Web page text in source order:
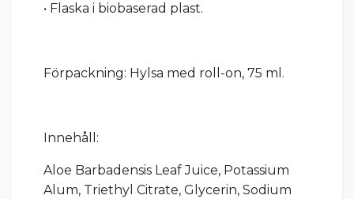
• Flaska i biobaserad plast.
Förpackning: Hylsa med roll-on, 75 ml.
Innehåll:
Aloe Barbadensis Leaf Juice, Potassium
Alum, Triethyl Citrate, Glycerin, Sodium